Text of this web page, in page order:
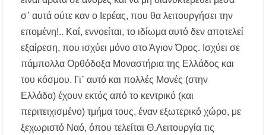
σ᾿ αυτά ούτε καν ο Ιερέας, που θα λειτουργήσει την
επομένη!.. Καί, εννοείται, το ιδίωμα αυτό δεν αποτελεί
εξαίρεση, που ισχύει μόνο στο Άγιον Όρος. Ισχύει σε
πάμπολλα Ορθόδοξα Μοναστήρια της Ελλάδος και
του κόσμου. Γι᾿ αυτό και πολλές Μονές (στην
Ελλάδα) έχουν εκτός από το κεντρικό (και
περιτειχισμένο) τμήμα τους, έναν εξωτερικό χώρο, με
ξεχωριστό Ναό, όπου τελείται Θ.Λειτουργία τις